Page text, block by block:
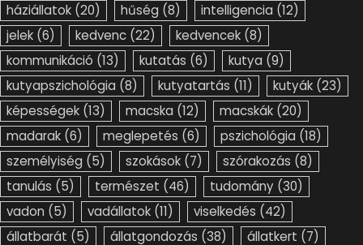
háziállatok (20) hűség (8) intelligencia (12)
jelek (6) kedvenc (22) kedvencek (8)
kommunikáció (13) kutatás (6) kutya (9)
kutyapszichológia (8) kutyatartás (11) kutyák (23)
képességek (13) macska (12) macskák (20)
madarak (6) meglepetés (6) pszichológia (18)
személyiség (5) szokások (7) szórakozás (8)
tanulás (5) természet (46) tudomány (30)
vadon (5) vadállatok (11) viselkedés (42)
állatbarát (5) állatgondozás (38) állatkert (7)